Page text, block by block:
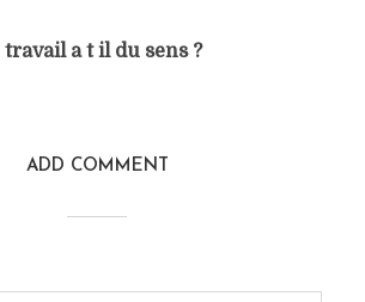
a t il du sens ?
ADD COMMENT